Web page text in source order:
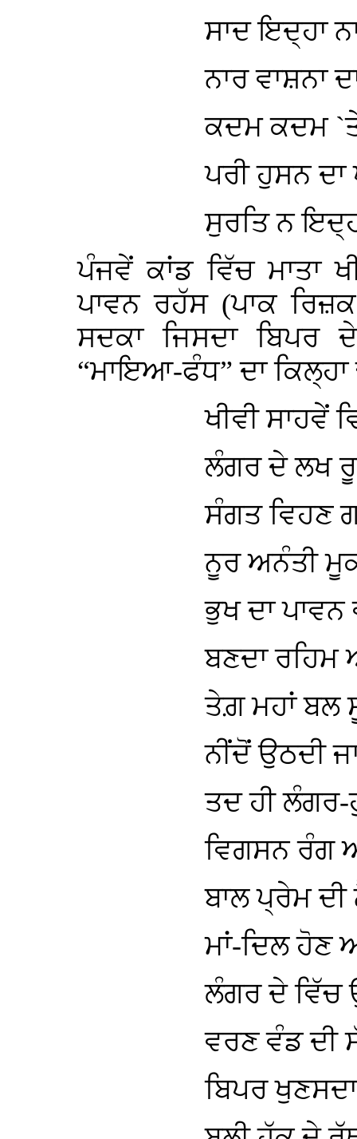
ਸਾਦ ਇਦ੍ਹਾ
ਨਾਰ ਵਾਸ਼ਨਾ
ਕਦਮ ਕਦਮ
ਪਰੀ ਹੁਸਨ ਦਾ
ਸੁਰਤਿ ਨ
ਪੰਜਵੇਂ ਕਾਂਡ ਵਿੱਚ ਮਾਤਾ
ਪਾਵਨ ਰਹੱਸ (ਪਾਕ
ਸਦਕਾ ਜਿਸਦਾ
“ਮਾਇਆ-ਫੰਧ” ਦਾ ਕਿਲ੍ਹਾ
ਖੀਵੀ ਸਾਹਵੇਂ
ਲੰਗਰ ਦੇ ਲਖ
ਸੰਗਤ ਵਿਹਣ
ਨੂਰ ਅਨੰਤੀ
ਭੁਖ ਦਾ ਪਾਵਨ
ਬਣਦਾ ਰਹਿਮ
ਤੇਗ਼ ਮਹਾਂ ਬਲ
ਨੀਂਦੋਂ ਉਠਦੀ
ਤਦ ਹੀ
ਵਿਗਸਨ ਰੰਗ
ਬਾਲ ਪ੍ਰੇਮ
ਮਾਂ-ਦਿਲ ਹੋਣ
ਲੰਗਰ ਦੇ ਵਿੱਚ
ਵਰਣ ਵੰਡ ਦੀ
ਬਿਪਰ